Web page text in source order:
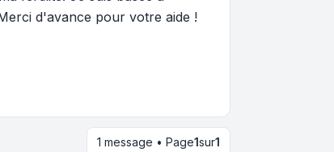
d'avance pour votre aide !
1 message • Page1sur1